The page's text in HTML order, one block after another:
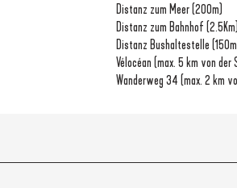
Distanz zum Meer(200m)
Distanz zum Bahnhof (2.5Km)
Distanz Bushaltestelle
Vélocéan (max. 5 km von
Wanderweg 34 (max. 2 km